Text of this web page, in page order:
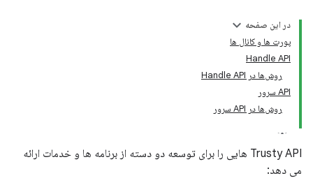
در این صفحه
پورت ها و کانال ها
Handle API
روش‌ها در Handle API
API سرور
روش‌ها در API سرور
Trusty API هایی را برای توسعه دو دسته از برنامه ها و خدمات ارائه
می دهد: